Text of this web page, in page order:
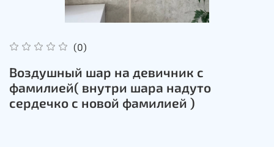
(0)
Воздушный шар на девичник с
фамилией( внутри шара надуто
сердечко с новой фамилией )